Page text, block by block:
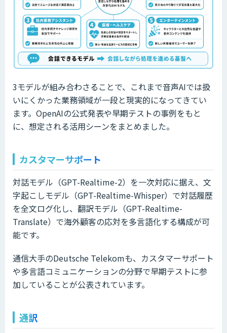
3モデルが組み合わさることで、これまで音声AIでは扱
いにくかった業務領域が一段と現実的になってきてい
ます。OpenAIの公式発表や早期テストの事例をもと
に、想定される活用シーンをまとめました。
カスタマーサポート
対話モデル（GPT-Realtime-2）を一次対応に据え、文
字起こしモデル（GPT-Realtime-Whisper）で対話履歴
を全文ログ化し、翻訳モデル（GPT-Realtime-
Translate）で海外顧客の応対を多言語化する構成が可
能です。
通信大手のDeutsche Telekomも、カスタマーサポート
や多言語コミュニケーションの分野で早期テストに参
加していることが公表されています。
通訳